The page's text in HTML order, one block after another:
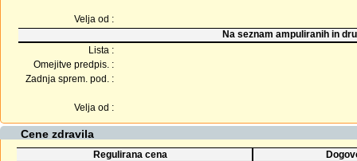
Velja od :
Na seznam ampuliranih in
Lista :
Omejitve predpis. :
Zadnja sprem. pod. :
Velja od :
Cene zdravila
Regulirana cena